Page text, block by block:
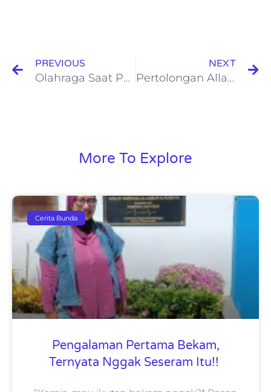
PREVIOUS
Olahraga Saat Puasa, Pilih Jenis dan Waktu yang Tepat
NEXT
Pertolongan Allah itu Nyata Adanya
More To Explore
Cerita Bunda
Pengalaman Pertama Bekam,
Ternyata Nggak Seseram Itu!!